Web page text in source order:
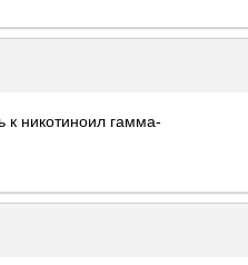
к никотиноил гамма-